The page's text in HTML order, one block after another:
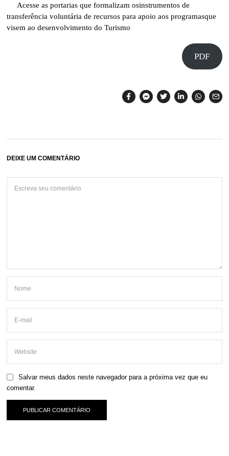
Acesse as portarias que formalizam osinstrumentos de
transferência voluntária de recursos para apoio aos programasque
visem ao desenvolvimento do Turismo
PDF
DEIXE UM COMENTÁRIO
Salvar meus dados neste navegador para a próxima vez que eu
comentar.